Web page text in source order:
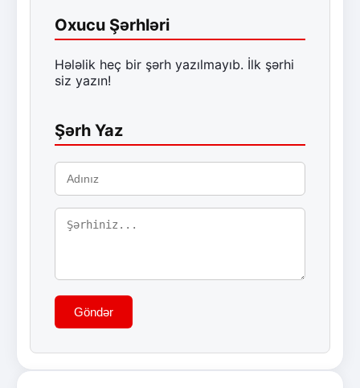
Oxucu Şərhləri
Hələlik heç bir şərh yazılmayıb. İlk şərhi
siz yazın!
Şərh Yaz
Göndər